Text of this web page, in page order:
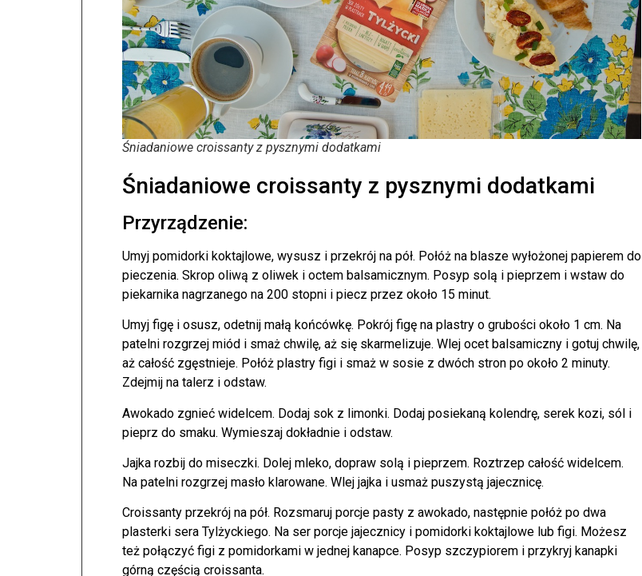
Śniadaniowe croissanty z pysznymi dodatkami
Śniadaniowe croissanty z pysznymi dodatkami
Przyrządzenie:
Umyj pomidorki koktajlowe, wysusz i przekrój na pół. Połóż na blasze wyłożonej papierem do
pieczenia. Skrop oliwą z oliwek i octem balsamicznym. Posyp solą i pieprzem i wstaw do
piekarnika nagrzanego na 200 stopni i piecz przez około 15 minut.
Umyj figę i osusz, odetnij małą końcówkę. Pokrój figę na plastry o grubości około 1 cm. Na
patelni rozgrzej miód i smaż chwilę, aż się skarmelizuje. Wlej ocet balsamiczny i gotuj chwilę,
aż całość zgęstnieje. Połóż plastry figi i smaż w sosie z dwóch stron po około 2 minuty.
Zdejmij na talerz i odstaw.
Awokado zgnieć widelcem. Dodaj sok z limonki. Dodaj posiekaną kolendrę, serek kozi, sól i
pieprz do smaku. Wymieszaj dokładnie i odstaw.
Jajka rozbij do miseczki. Dolej mleko, dopraw solą i pieprzem. Roztrzep całość widelcem.
Na patelni rozgrzej masło klarowane. Wlej jajka i usmaż puszystą jajecznicę.
Croissanty przekrój na pół. Rozsmaruj porcje pasty z awokado, następnie połóż po dwa
plasterki sera Tylżyckiego. Na ser porcje jajecznicy i pomidorki koktajlowe lub figi. Możesz
też połączyć figi z pomidorkami w jednej kanapce. Posyp szczypiorem i przykryj kanapki
górną częścią croissanta.